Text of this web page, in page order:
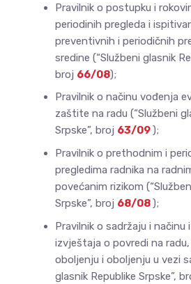
Pravilnik o postupku i
periodinih pregleda i
preventivnih i periodičnih
sredine (“Službeni glasnik
broj 66/08);
Pravilnik o načinu vođenja
zaštite na radu (“Službeni
Srpske”, broj 63/09 );
Pravilnik o prethodnim i
pregledima radnika na
povećanim rizikom
Srpske”, broj 68/08);
Pravilnik o sadržaju i načinu
izvještaja o povredi na
oboljenju i oboljenju u vezi
glasnik Republike Srpske”,